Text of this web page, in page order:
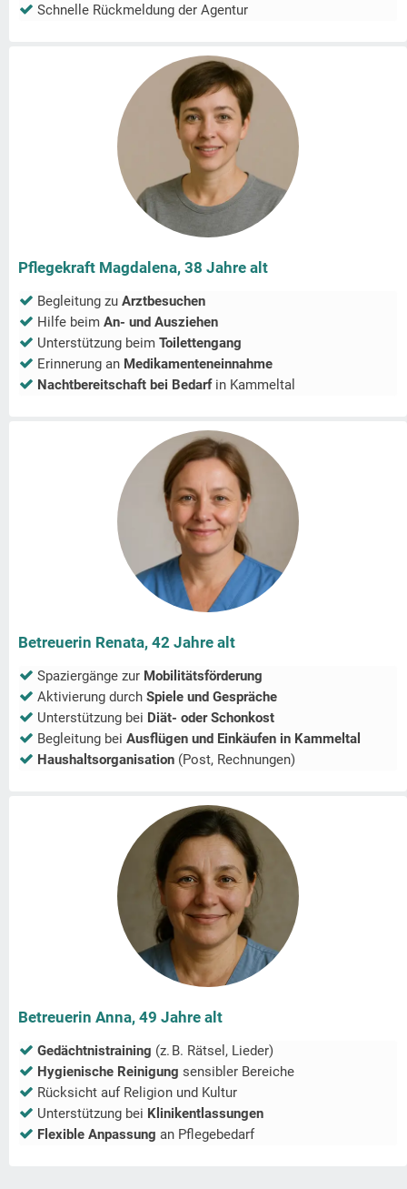
Schnelle Rückmeldung der Agentur
Pflegekraft Magdalena, 38 Jahre alt
Begleitung zu Arztbesuchen
Hilfe beim An- und Ausziehen
Unterstützung beim Toilettengang
Erinnerung an Medikamenteneinnahme
Nachtbereitschaft bei Bedarfin Kammeltal
Betreuerin Renata, 42 Jahre alt
Spaziergänge zur Mobilitätsförderung
Aktivierung durch Spiele und Gespräche
Unterstützung bei Diät- oder Schonkost
Begleitung bei Ausflügen und Einkäufen in Kammeltal
Haushaltsorganisation (Post, Rechnungen)
Betreuerin Anna, 49 Jahre alt
Gedächtnistraining (z. B. Rätsel, Lieder)
Hygienische Reinigung sensibler Bereiche
Rücksicht auf Religion und Kultur
Unterstützung bei Klinikentlassungen
Flexible Anpassung an Pflegebedarf